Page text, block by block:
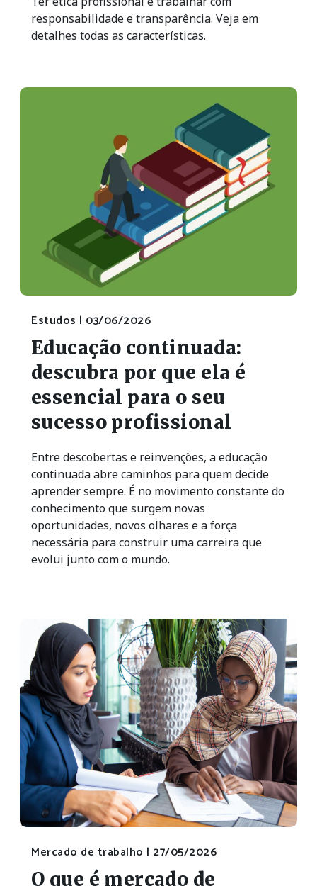
responsabilidade e transparência. Veja em
detalhes todas as características.
Estudos | 03/06/2026
Educação continuada:
descubra por que ela é
essencial para o seu
sucesso profissional
Entre descobertas e reinvenções, a educação
continuada abre caminhos para quem decide
aprender sempre. É no movimento constante do
conhecimento que surgem novas
oportunidades, novos olhares e a força
necessária para construir uma carreira que
evolui junto com o mundo.
Mercado de trabalho | 27/05/2026
O que é mercado de